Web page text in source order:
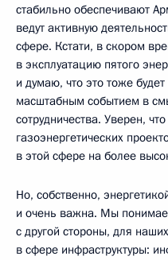
стабильно обеспечивают
ведут активную
сфере. Кстати, в скором
в эксплуатацию пятого
и думаю, что это тоже
масштабным событием в
сотрудничества. Уверен,
газоэнергетических
в этой сфере на более
Но, собственно,
и очень важна. Мы
с другой стороны, для
в сфере инфраструктуры: